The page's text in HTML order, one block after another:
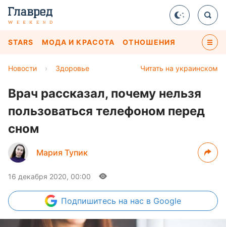
STARS МОДА И КРАСОТА ОТНОШЕНИЯ
Читать на украинском
Новости › Здоровье
Врач рассказал, почему нельзя
пользоваться телефоном перед
сном​
Мария Тупик
16 декабря 2020, 00:00
Подпишитесь на нас в Google